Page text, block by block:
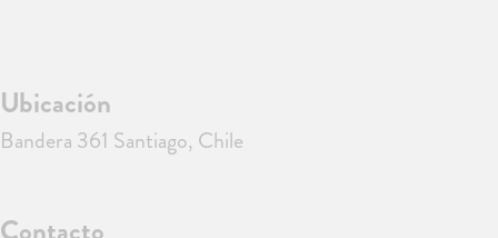
Ubicación
Bandera 361 Santiago, Chile